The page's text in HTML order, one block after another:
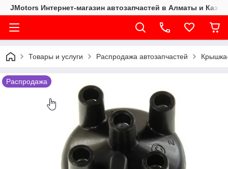
JMotors Интернет-магазин автозапчастей в Алматы и
Товары и услуги Распродажа автозапчастей
Распродажа